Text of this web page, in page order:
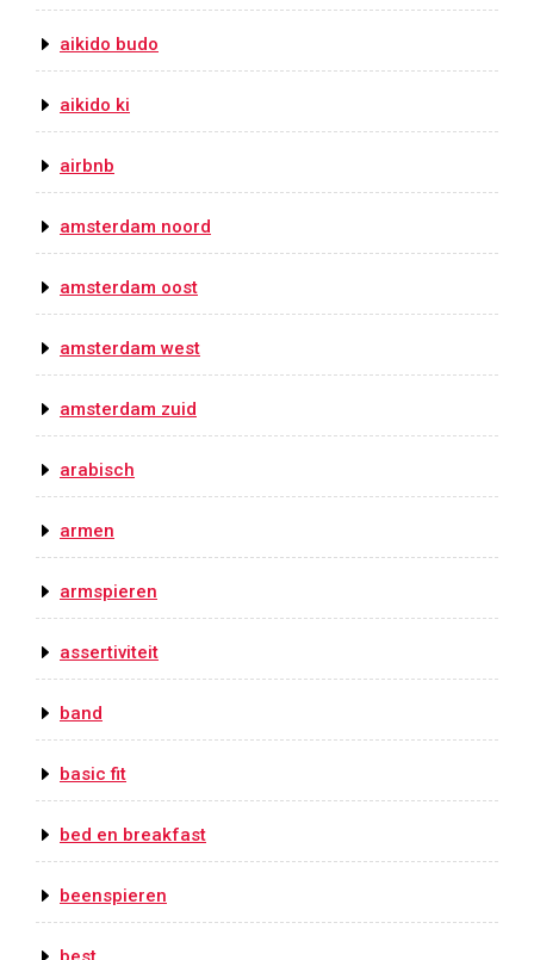
aikido budo
aikido ki
airbnb
amsterdam noord
amsterdam oost
amsterdam west
amsterdam zuid
arabisch
armen
armspieren
assertiviteit
band
basic fit
bed en breakfast
beenspieren